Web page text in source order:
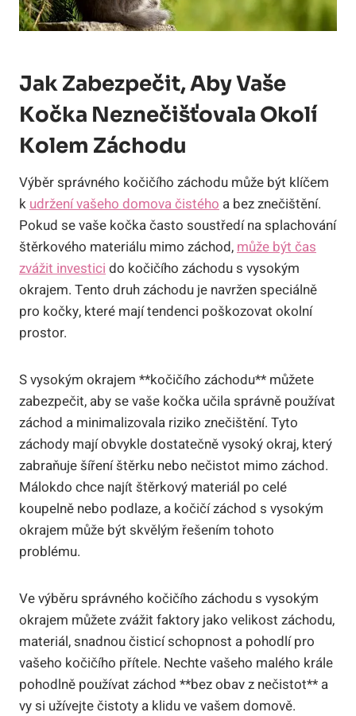
Jak Zabezpečit, Aby Vaše
Kočka Neznečišťovala Okolí
Kolem Záchodu
Výběr správného kočičího záchodu může být klíčem
k udržení vašeho domova čistého a bez znečištění.
Pokud se vaše kočka často soustředí na splachování
štěrkového materiálu mimo záchod, může být čas
zvážit investici do kočičího záchodu s vysokým
okrajem. Tento druh záchodu je navržen speciálně
pro kočky, které mají tendenci poškozovat okolní
prostor.
S vysokým okrajem **kočičího záchodu** můžete
zabezpečit, aby se vaše kočka učila správně používat
záchod a minimalizovala riziko znečištění. Tyto
záchody mají obvykle dostatečně vysoký okraj, který
zabraňuje šíření štěrku nebo nečistot mimo záchod.
Málokdo chce najít štěrkový materiál po celé
koupelně nebo podlaze, a kočičí záchod s vysokým
okrajem může být skvělým řešením tohoto
problému.
Ve výběru správného kočičího záchodu s vysokým
okrajem můžete zvážit faktory jako velikost záchodu,
materiál, snadnou čisticí schopnost a pohodlí pro
vašeho kočičího přítele. Nechte vašeho malého krále
pohodlně používat záchod **bez obav z nečistot** a
vy si užívejte čistoty a klidu ve vašem domově.